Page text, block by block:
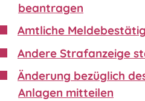
beantragen
Amtliche
Andere Strafanzeige
Änderung bezüglich
Anlagen mitteilen